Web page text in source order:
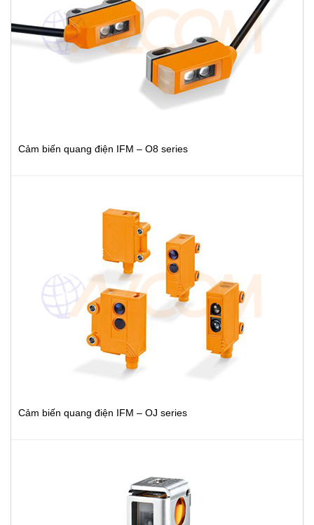
Cảm biến quang điện IFM – O8 series
Cảm biến quang điện IFM – OJ series